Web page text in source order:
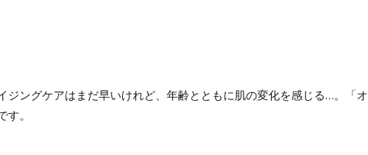
ジングケアはまだ早いけれど、年齢とともに肌の変化を感じる…。「オ
。